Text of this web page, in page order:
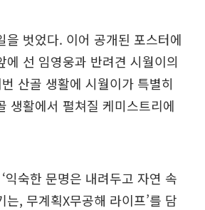
을 벗었다. 이어 공개된 포스터에
에 선 임영웅과 반려견 시월이의
산골 생활에 시월이가 특별히
생활에서 펼쳐질 케미스트리에
익숙한 문명은 내려두고 자연 속
는, 무계획X무공해 라이프’를 담